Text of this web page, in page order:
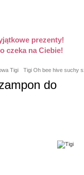
prezenty!
czeka na Ciebie!
Tigi Tigi Oh bee hive suchy
do